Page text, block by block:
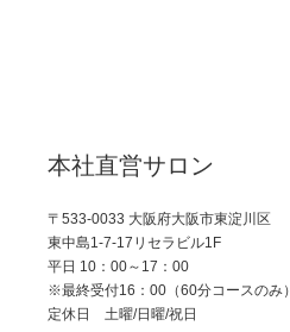
本社直営サロン
〒533-0033 大阪府大阪市東淀川区
東中島1-7-17リセラビル1F
平日 10：00～17：00
※最終受付16：00（60分コースのみ）
定休日 土曜/日曜/祝日